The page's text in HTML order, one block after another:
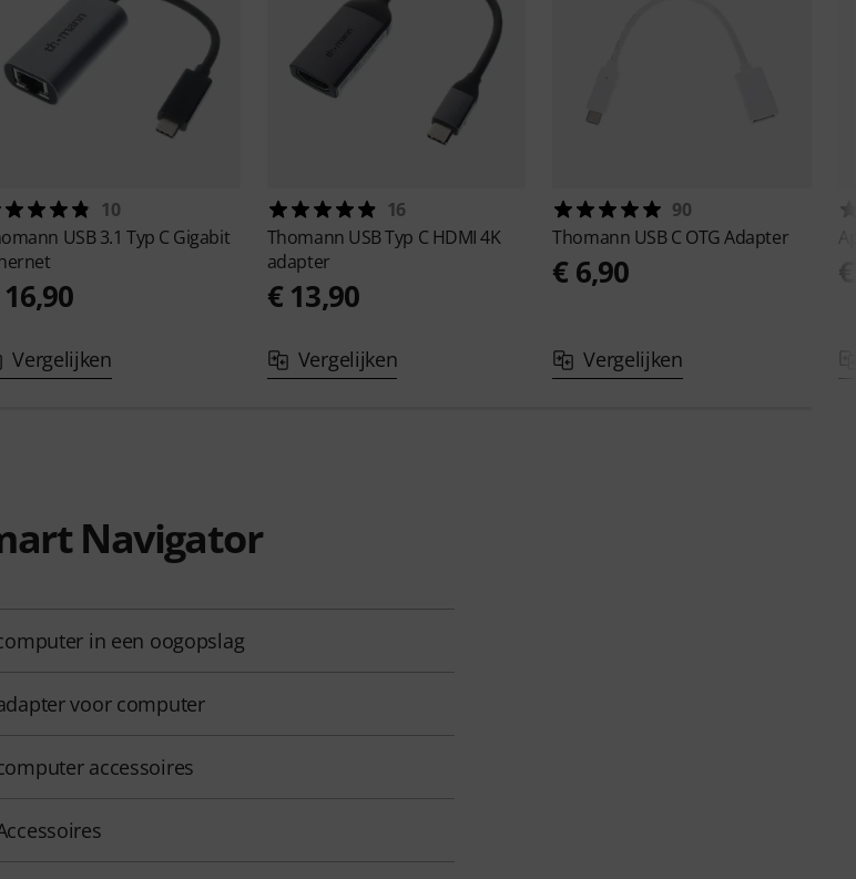
10
USB 3.1 Typ C Gigabit
Vergelijken
16
Thomann USB Typ C HDMI 4K
adapter
€ 13,90
Vergelijken
90
Thomann USB C OTG Adapter
€ 6,90
Vergelijken
Navigator
in een oogopslag
voor computer
accessoires